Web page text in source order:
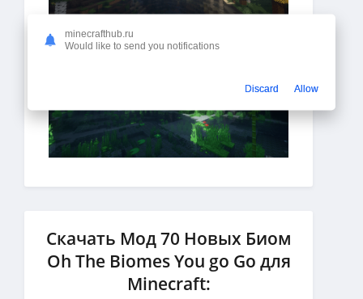
Скачать Мод 70 Новых Биом
Oh The Biomes You go Go для
Minecraft:
minecrafthub.ru
Would like to send you notifications
Discard Allow